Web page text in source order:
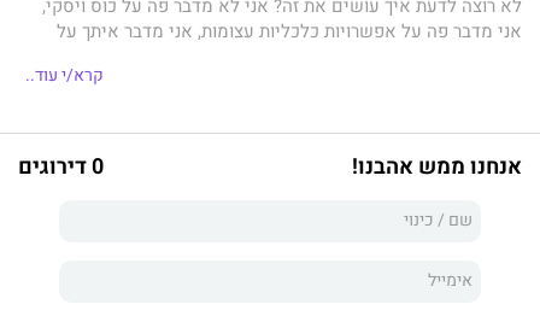
לא רוצה לדעת איך עושים את זה? אני לא מדבר פה על כוס ויסקי,
אני מדבר פה על אפשרויות כלכליות עצומות, אני מדבר איתך על
אנשים. אני מדבר איתך על ההצגה הכי טובה בעיר, ההצגה שלך."
לנקום את מותו של עוז האנרכיסט, שלימד אותה כיצד לשלוט
אמלי עוברת מן העיר הגדולה אל היישוב המנומנם, "פעמונית הרוח",
שם גדל עוז. כמאסטרית ביצירת מהומות ובשבירת לבבות, יש לה
קרא/י עוד..
אנחנו ממש אהבנו! 0 דירוגים